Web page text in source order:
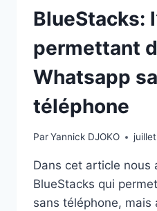
BlueStacks:
permettant
Whatsapp
téléphone
ParYannick DJOKO
Dans cet article nous
BlueStacks qui
sans téléphone, mais